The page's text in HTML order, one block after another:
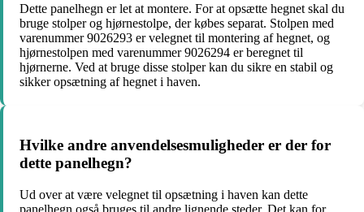
Dette panelhegn er let at montere. For at opsætte hegnet skal du
bruge stolper og hjørnestolpe, der købes separat. Stolpen med
varenummer 9026293 er velegnet til montering af hegnet, og
hjørnestolpen med varenummer 9026294 er beregnet til
hjørnerne. Ved at bruge disse stolper kan du sikre en stabil og
sikker opsætning af hegnet i haven.
Hvilke andre anvendelsesmuligheder er der for
dette panelhegn?
Ud over at være velegnet til opsætning i haven kan dette
panelhegn også bruges til andre lignende steder. Det kan for